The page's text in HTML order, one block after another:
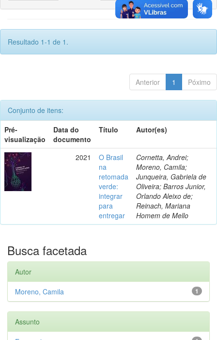
Resultado 1-1 de 1.
Anterior 1 Póximo
Conjunto de itens:
Pré-
visualização
Data do
documento
Título Autor(es)
2021
O Brasil
na
retomada
verde:
integrar
para
entregar
Cornetta, Andrei;
Moreno, Camila;
Junqueira, Gabriela de
Oliveira; Barros Junior,
Orlando Aleixo de;
Reinach, Mariana
Homem de Mello
Busca facetada
Autor
1
Moreno, Camila
Assunto